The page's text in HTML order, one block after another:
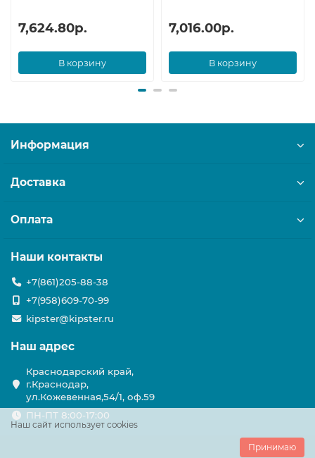
7,624.80р.
В корзину
7,016.00р.
В корзину
Наш сайт использует cookies
Принимаю
Информация
Доставка
Оплата
Наши контакты
+7(861)205-88-38
+7(958)609-70-99
kipster@kipster.ru
Наш адрес
Краснодарский край,
г.Краснодар,
ул.Кожевенная,54/1, оф.59
ПН-ПТ 8:00-17:00